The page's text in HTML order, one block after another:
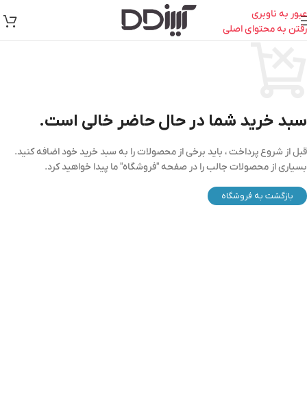
عبور به ناوبری
رفتن به محتوای اصلی
سبد خرید شما در حال حاضر خالی است.
قبل از شروع پرداخت ، باید برخی از محصولات را به سبد خرید خود اضافه کنید.
بسیاری از محصولات جالب را در صفحه "فروشگاه" ما پیدا خواهید کرد.
بازگشت به فروشگاه